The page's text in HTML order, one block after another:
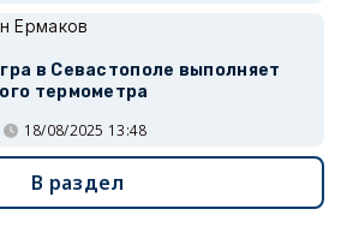
Ермаков
в Севастополе выполняет
термометра
18/08/2025 13:48
В раздел